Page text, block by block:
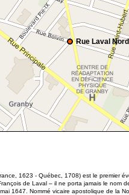
Rue Laval Nord
1623 - Québec, 1708) est le premier
de Laval – il ne porta jamais le nom
1647. Nommé vicaire apostolique de la